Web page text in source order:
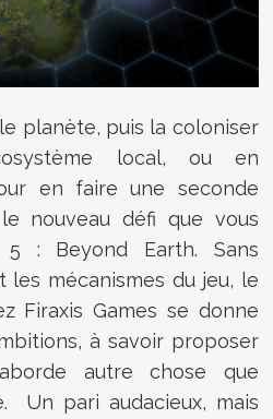
planète, puis la coloniser
local, ou en
en faire une seconde
nouveau défi que vous
5 : Beyond Earth. Sans
les mécanismes du jeu, le
Firaxis Games se donne
à savoir proposer
autre chose que
Un pari audacieux, mais